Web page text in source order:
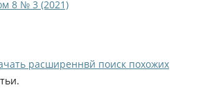
8 № 3 (2021)
расширеннвй поиск похожих